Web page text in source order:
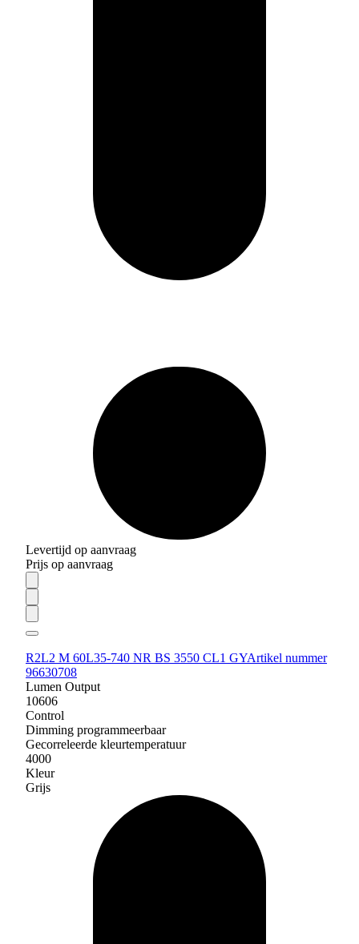
Levertijd op aanvraag
Prijs op aanvraag
R2L2 M 60L35-740 NR BS 3550 CL1 GYArtikel nummer
96630708
Lumen Output
10606
Control
Dimming programmeerbaar
Gecorreleerde kleurtemperatuur
4000
Kleur
Grijs